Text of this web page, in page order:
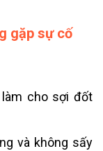
gặp sự cố
cho sợi đốt
và không sấy